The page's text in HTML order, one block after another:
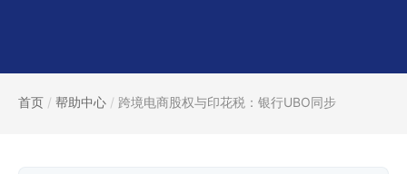
首页 / 帮助中心 / 跨境电商股权与印花税：银行UBO同步